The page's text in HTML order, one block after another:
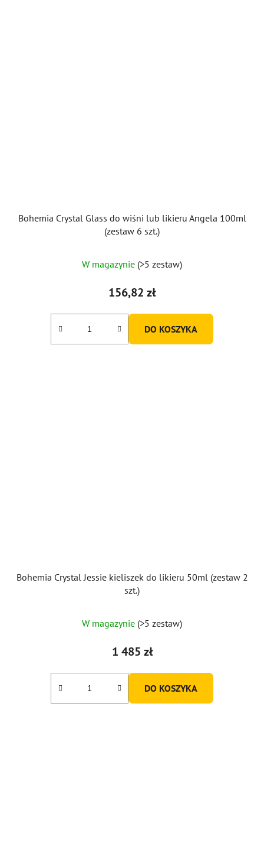
Bohemia Crystal Glass do wiśni lub likieru Angela 100ml
(zestaw 6 szt.)
W magazynie (>5 zestaw)
156,82 zł
DO KOSZYKA
Bohemia Crystal Jessie kieliszek do likieru 50ml (zestaw 2
szt.)
W magazynie (>5 zestaw)
1 485 zł
DO KOSZYKA